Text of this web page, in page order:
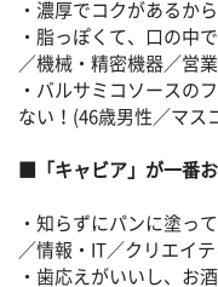
・濃厚でコクがあるか
・脂っぽくて、口の中
／機械・精密機器／営
・バルサミコソースの
ない！(46歳男性／マス
■「キャビア」が一番お
・知らずにパンに塗っ
／情報・IT／クリエイ
・歯応えがいいし、お